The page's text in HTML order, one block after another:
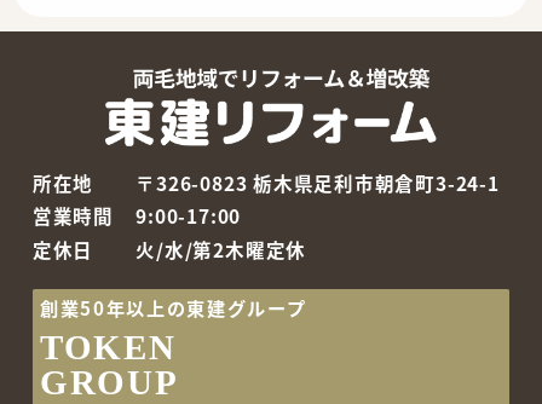
所在地
〒326-0823 栃木県足利市朝倉町3-24-1
営業時間
9:00-17:00
定休日
火/水/第2木曜定休
創業50年以上の東建グループ
TOKEN
GROUP